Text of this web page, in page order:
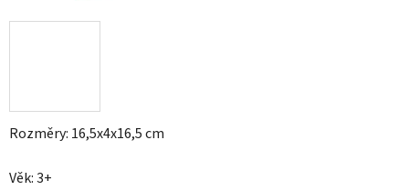
Rozměry: 16,5x4x16,5 cm
Věk: 3+